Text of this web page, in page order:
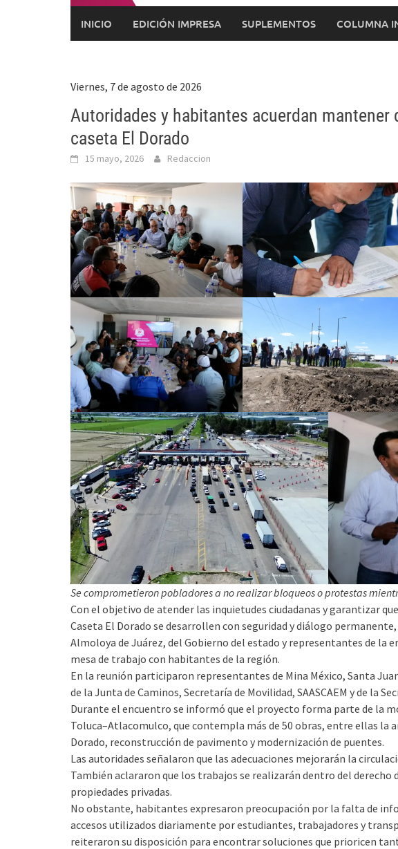
INICIO EDICIÓN IMPRESA SUPLEMENTOS COLUMNA
Viernes, 7 de agosto de 2026
Autoridades y habitantes acuerdan mantener
caseta El Dorado
15 mayo, 2026 Redaccion
Se comprometieron pobladores a no realizar bloqueos o protestas
Con el objetivo de atender las inquietudes ciudadanas y garantizar
Caseta El Dorado se desarrollen con seguridad y diálogo
Almoloya de Juárez, del Gobierno del estado y representantes de la
mesa de trabajo con habitantes de la región.
En la reunión participaron representantes de Mina México, Santa
de la Junta de Caminos, Secretaría de Movilidad, SAASCAEM y de la
Durante el encuentro se informó que el proyecto forma parte de la
Toluca–Atlacomulco, que contempla más de 50 obras, entre ellas la
Dorado, reconstrucción de pavimento y modernización de puentes.
Las autoridades señalaron que las adecuaciones mejorarán la
También aclararon que los trabajos se realizarán dentro del derecho
propiedades privadas.
No obstante, habitantes expresaron preocupación por la falta de
accesos utilizados diariamente por estudiantes, trabajadores y
reiteraron su disposición para encontrar soluciones que prioricen